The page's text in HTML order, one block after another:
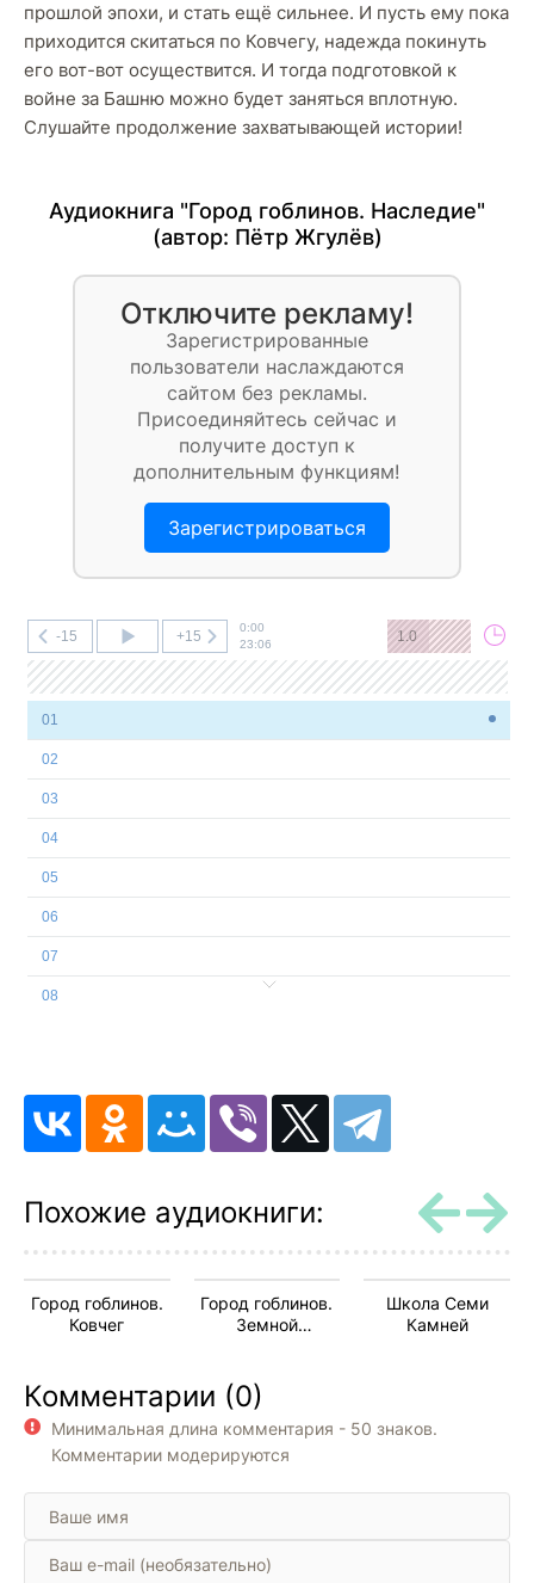
прошлой эпохи, и стать ещё сильнее. И пусть ему пока
приходится скитаться по Ковчегу, надежда покинуть
его вот-вот осуществится. И тогда подготовкой к
войне за Башню можно будет заняться вплотную.
Слушайте продолжение захватывающей истории!
Аудиокнига "Город гоблинов. Наследие"
(автор: Пётр Жгулёв)
Отключите рекламу!
Зарегистрированные
пользователи наслаждаются
сайтом без рекламы.
Присоединяйтесь сейчас и
получите доступ к
дополнительным функциям!
Зарегистрироваться
-15 +15
0:00
23:06
1.0
01
02
03
04
05
06
07
08
11
12
16
18
19
21
Похожие аудиокниги:
Город гоблинов.
Ковчег
Город гоблинов.
Земной
Школа Семи
Камней
Комментарии (0)
Минимальная длина комментария - 50 знаков.
Комментарии модерируются